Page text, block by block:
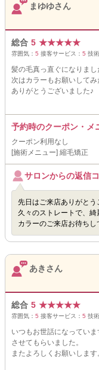
まゆゆさん
総合 5 ★★★★★
雰囲気： 5 接客サービス： 5 技
髪の毛真っ直ぐになりまし
次はカラーもお願いしてみ
ありがとうございました♪
予約時のクーポン・メ
クーポン利用なし
[施術メニュー] 縮毛矯正
サロンからの返信
先日はご来店ありがとう
久々のストレートで、綺
カラーのご来店お待ちし
あきさん
総合 5 ★★★★★
雰囲気： 5 接客サービス： 5 技
いつもお世話になってい
させてもらいました。
またよろしくお願いします